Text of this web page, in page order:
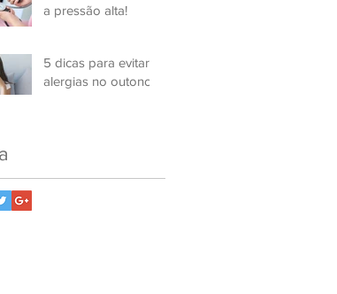
a pressão alta!
5 dicas para evitar
alergias no outono